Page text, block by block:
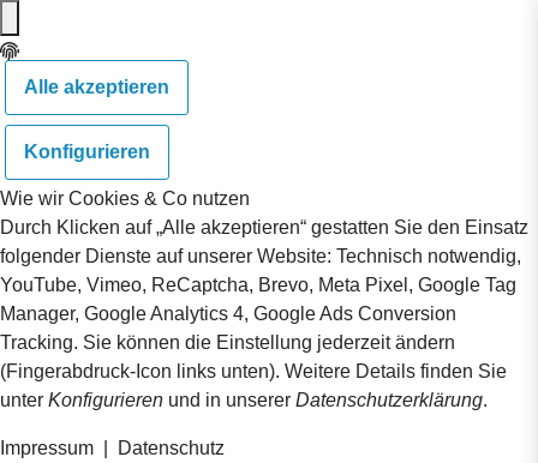
Alle akzeptieren
Konfigurieren
Wie wir Cookies & Co nutzen
Durch Klicken auf „Alle akzeptieren“ gestatten Sie den Einsatz
folgender Dienste auf unserer Website: Technisch notwendig,
YouTube, Vimeo, ReCaptcha, Brevo, Meta Pixel, Google Tag
Manager, Google Analytics 4, Google Ads Conversion
Tracking. Sie können die Einstellung jederzeit ändern
(Fingerabdruck-Icon links unten). Weitere Details finden Sie
unter Konfigurieren und in unserer Datenschutzerklärung.
Impressum Datenschutz